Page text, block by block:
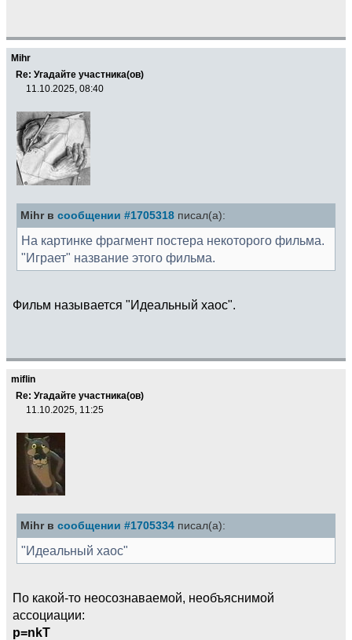
Mihr
Re: Угадайте участника(ов)
11.10.2025, 08:40
Mihr в сообщении #1705318 писал(а):
На картинке фрагмент постера некоторого фильма.
"Играет" название этого фильма.
Фильм называется "Идеальный хаос".
miflin
Re: Угадайте участника(ов)
11.10.2025, 11:25
Mihr в сообщении #1705334 писал(а):
"Идеальный хаос"
По какой-то неосознаваемой, необъяснимой
ассоциации:
p=nkT